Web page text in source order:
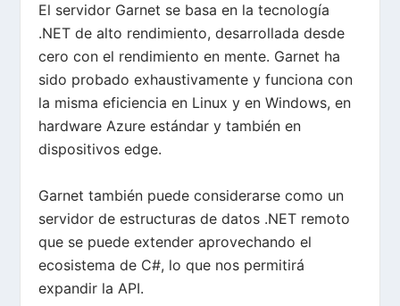
El servidor Garnet se basa en la tecnología
.NET de alto rendimiento, desarrollada desde
cero con el rendimiento en mente. Garnet ha
sido probado exhaustivamente y funciona con
la misma eficiencia en Linux y en Windows, en
hardware Azure estándar y también en
dispositivos edge.
Garnet también puede considerarse como un
servidor de estructuras de datos .NET remoto
que se puede extender aprovechando el
ecosistema de C#, lo que nos permitirá
expandir la API.